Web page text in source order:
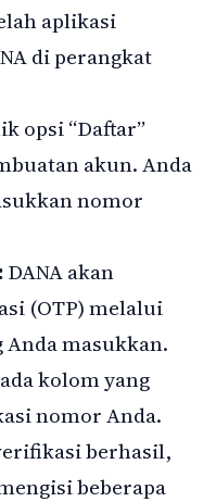
aplikasi
di perangkat
opsi “Daftar”
akun. Anda
nomor
DANA akan
(OTP) melalui
Anda masukkan.
kolom yang
nomor Anda.
berhasil,
beberapa